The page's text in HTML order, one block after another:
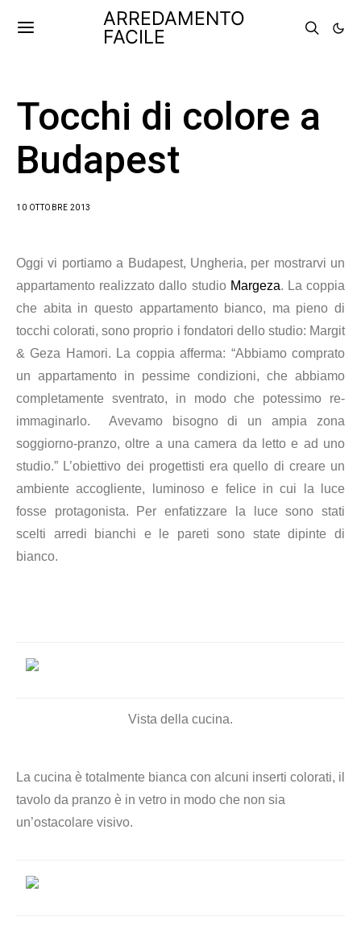
ARREDAMENTO
FACILE
Tocchi di colore a
Budapest
10 OTTOBRE 2013
Oggi vi portiamo a Budapest, Ungheria, per mostrarvi un
appartamento realizzato dallo studioMargeza. La coppia
che abita in questo appartamento bianco, ma pieno di
tocchi colorati, sono proprio i fondatori dello studio: Margit
& Geza Hamori. La coppia afferma: “Abbiamo comprato
un appartamento in pessime condizioni, che abbiamo
completamente sventrato, in modo che potessimo re-
immaginarlo. Avevamo bisogno di un ampia zona
soggiorno-pranzo, oltre a una camera da letto e ad uno
studio.” L’obiettivo dei progettisti eraquello di creare un
ambiente accogliente, luminoso e felice in cui la luce
fosse protagonista. Per enfatizzare la luce sono stati
scelti arredi bianchi e le pareti sono state dipinte di
bianco.
Vista della cucina.
La cucina è totalmente bianca con alcuni inserti colorati, il
tavolo da pranzo è in vetro in modo che non sia
un’ostacolare visivo.